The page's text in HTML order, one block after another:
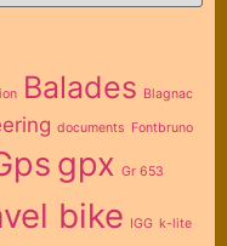
Balades Blagnac
documents Fontbruno
gpx Gr 653
bike IGG k-lite